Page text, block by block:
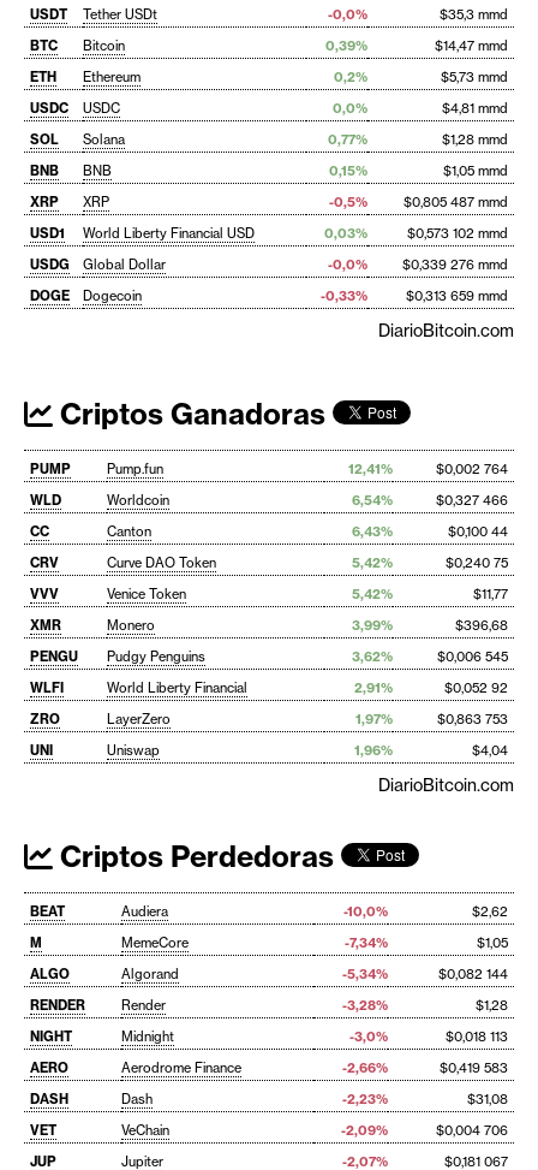
USDT Tether USDt -0,0%
$35,3 mmd
BTC
Bitcoin 0,39%
$14,47 mmd
ETH
Ethereum 0,2%
$5,73 mmd
USDC
USDC 0,0%
$4,81 mmd
SOL
Solana 0,77%
$1,28 mmd
BNB
BNB 0,15%
$1,05 mmd
XRP
XRP -0,5%
$0,805 487 mmd
USD1
World Liberty Financial USD 0,03%
$0,573 102 mmd
USDG
Global Dollar -0,0%
$0,339 276 mmd
DOGE
Dogecoin -0,33% $0,313 659 mmd
DiarioBitcoin.com
Criptos Ganadoras
PUMP Pump.fun 12,41%
$0,002 764
WLD
Worldcoin 6,54%
$0,327 466
CC
Canton 6,43%
$0,100 44
CRV
Curve DAO Token 5,42%
$0,240 75
VVV
Venice Token 5,42%
$11,77
XMR
Monero 3,99%
$396,68
PENGU
Pudgy Penguins 3,62%
$0,006 545
WLFI
World Liberty Financial 2,91%
$0,052 92
ZRO
LayerZero 1,97%
$0,863 753
UNI
Uniswap 1,96% $4,04
DiarioBitcoin.com
Criptos Perdedoras
BEAT Audiera -10,0%
$2,62
M
MemeCore -7,34%
$1,05
ALGO
Algorand -5,34%
$0,082 144
RENDER
Render -3,28%
$1,28
NIGHT
Midnight -3,0%
$0,018 113
AERO
Aerodrome Finance -2,66%
$0,419 583
DASH
Dash -2,23%
$31,08
VET
VeChain -2,09%
$0,004 706
JUP
Jupiter -2,07%
$0,181 067